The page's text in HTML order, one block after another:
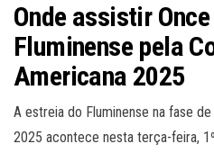
Onde assistir
Fluminense pela
Americana 2025
A estreia do Fluminense na fase
2025 acontece nesta terça-feira,